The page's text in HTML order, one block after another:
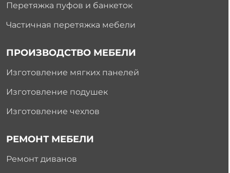
Перетяжка пуфов и банкеток
Частичная перетяжка мебели
ПРОИЗВОДСТВО МЕБЕЛИ
Изготовление мягких панелей
Изготовление подушек
Изготовление чехлов
РЕМОНТ МЕБЕЛИ
Ремонт диванов